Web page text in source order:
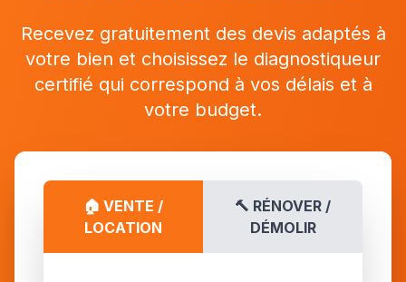
Recevez gratuitement des devis adaptés à
votre bien et choisissez le diagnostiqueur
certifié qui correspond à vos délais et à
votre budget.
🏠 VENTE /
LOCATION
🔨 RÉNOVER /
DÉMOLIR